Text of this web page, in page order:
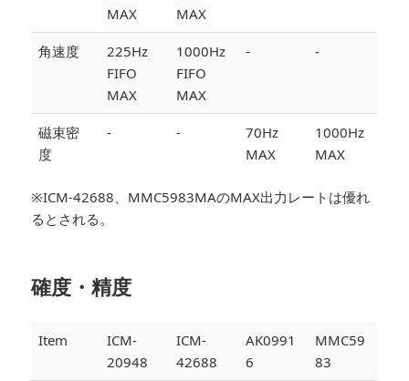
MAX
MAX
角速度
225Hz
FIFO
MAX
1000Hz
FIFO
MAX
- -
磁束密
度
- -
70Hz
MAX
1000Hz
MAX
※ICM-42688、MMC5983MAのMAX出力レートは優れ
るとされる。
確度・精度
Item
ICM-
20948
ICM-
42688
AK0991
6
MMC59
83